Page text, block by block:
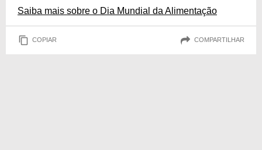
Saiba mais sobre o Dia Mundial da Alimentação
COPIAR COMPARTILHAR